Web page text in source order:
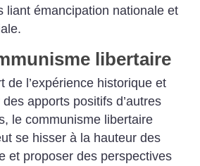
liant émancipation nationale et
libertaire
de l’expérience historique et
apports positifs d’autres
le communisme libertaire
se hisser à la hauteur des
et proposer des perspectives